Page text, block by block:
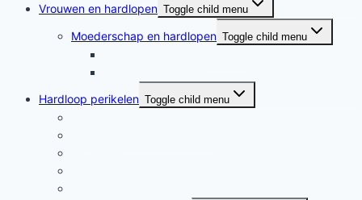
Vrouwen en hardlopen Toggle child menu
Moederschap en hardlopen Toggle child menu
Hardloop perikelen Toggle child menu